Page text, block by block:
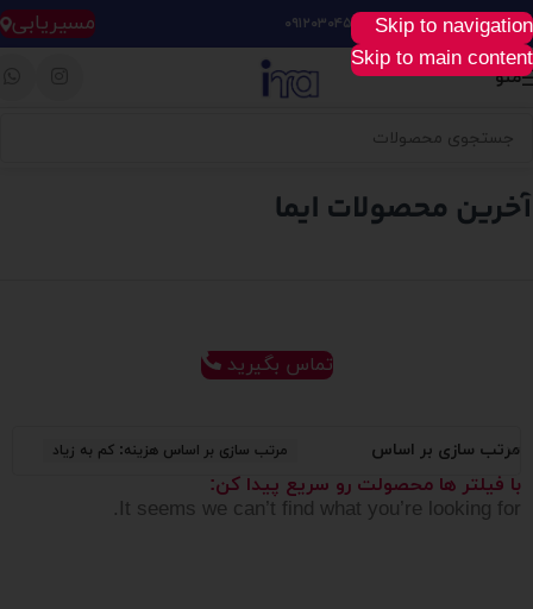
Skip to navigation
Skip to main content
خرید آسان، سریع و راحت : ۰۹۱۲۰۳۰۴۵۲۸ مسیریابی
منو
تماس بگیرید
مرتب سازی بر اساس مرتب سازی بر اساس هزینه: کم به زیاد
با فیلتر ها محصولت رو سریع پیدا کن:
It seems we can’t find what you’re looking for.